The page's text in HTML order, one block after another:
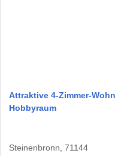
Attraktive 4-Zimmer-
Hobbyraum
Steinenbronn, 71144